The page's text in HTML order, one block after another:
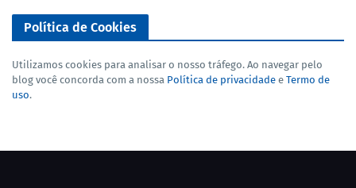
Política de Cookies
Utilizamos cookies para analisar o nosso tráfego. Ao navegar pelo
blog você concorda com a nossa Política de privacidade e Termo de
uso.